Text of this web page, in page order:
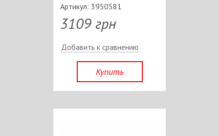
Артикул: 3950581
3109 грн
Добавить к сравнению
Купить